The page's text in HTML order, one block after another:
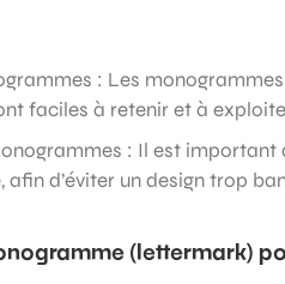
: Les
faciles à retenir et à
: Il est
d’éviter un design trop
(lettermark)